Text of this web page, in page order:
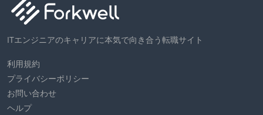
ITエンジニアのキャリアに本気で向き合う転職サイト
利用規約
プライバシーポリシー
お問い合わせ
ヘルプ